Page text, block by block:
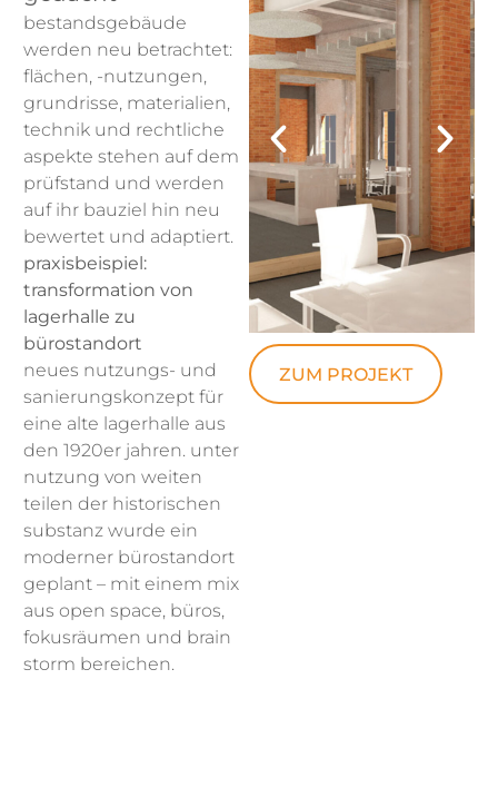
bestandsgebäude
werden neu betrachtet:
flächen, -nutzungen,
grundrisse, materialien,
technik und rechtliche
aspekte stehen auf dem
prüfstand und werden
auf ihr bauziel hin neu
bewertet und adaptiert.
praxisbeispiel:
transformation von
lagerhalle zu
bürostandort
neues nutzungs- und
sanierungskonzept für
eine alte lagerhalle aus
den 1920er jahren. unter
nutzung von weiten
teilen der historischen
substanz wurde ein
moderner bürostandort
geplant – mit einem mix
aus open space, büros,
fokusräumen und brain
storm bereichen.
ZUM PROJEKT